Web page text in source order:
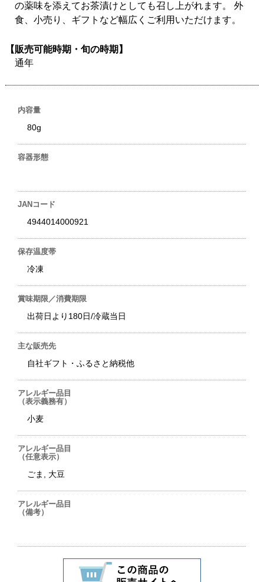
の薬味を添えてお茶漬けとしても召し上がれます。 外
食、小売り、ギフトなど幅広くご利用いただけます。
【販売可能時期・旬の時期】
通年
内容量
80g
容器形態
JANコード
4944014000921
保存温度帯
冷凍
賞味期限／消費期限
出荷日より180日/冷蔵当日
主な販売先
自社ギフト・ふるさと納税他
アレルギー品目
（表示義務有）
小麦
アレルギー品目
（任意表示）
ごま, 大豆
アレルギー品目
（備考）